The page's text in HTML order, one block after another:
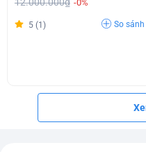
-0%
5 (1) So sánh